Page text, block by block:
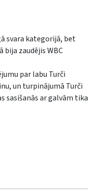
svara kategorijā, bet
zaudējis WBC
par labu Turči
un turpinājumā Turči
sasišanās ar galvām tika